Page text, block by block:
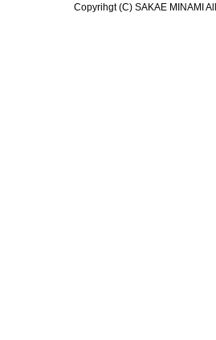
Copyrihgt (C) SAKAE MINAMI